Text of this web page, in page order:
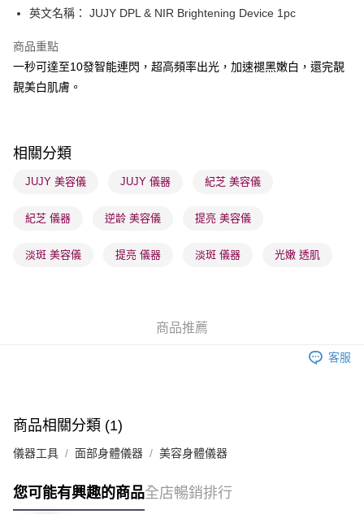
WeChat Pay
BoC Pay
送貨方式
每筆HK$65.00，滿HK$300.00或以上免運費
確認發貨後1-3 工作天送達，訂單將隨機分配至SF順豐速運或京東
每筆HK$65.00，滿HK$300.00或以上免運費
每筆HK$20.00，滿HK$100.00或以上免運費
(澳門門市) 只顯示可選門市。確認發貨後2-5個工作天到店，3天內
澳門地區配送 - 確認發貨後1-4個工作天送達
英文名稱： JUJY DPL & NIR Brightening Device 1pc
商品重點
一秒可達至10發智能連閃，超高頻率出光，加速褪黑嫩白，還完靚
靚美白肌膚。
相關分類
JUJY 美容儀 JUJY 儀器 紀芝 美容儀
紀芝 儀器 逆龄 美容儀 提亮 美容儀
淡斑 美容儀 提亮 儀器 淡斑 儀器 光嫩 透肌
商品推薦
客服
商品相關分類 (1)
儀器工具 面部身體儀器 美容身體儀器
您可能有興趣的商品全店暢銷排行